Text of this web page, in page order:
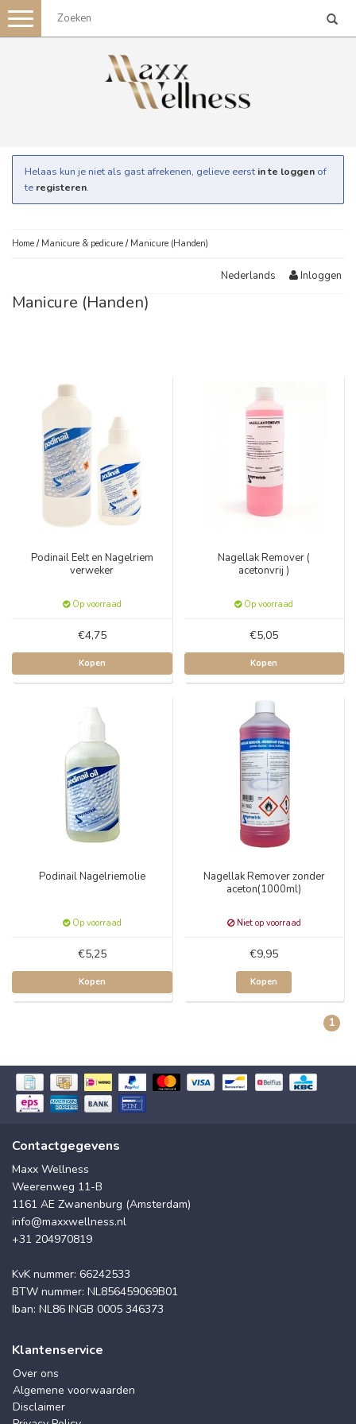
Toggle
navigation
Helaas kun je niet als gast afrekenen, gelieve eerst in te loggen of
te registeren.
Home / Manicure & pedicure / Manicure (Handen)
Nederlands Inloggen
Manicure (Handen)
Podinail Eelt en Nagelriem
verweker
Op voorraad
€4,75
Kopen
Nagellak Remover (
acetonvrij )
Op voorraad
€5,05
Kopen
Podinail Nagelriemolie
Op voorraad
€5,25
Kopen
Nagellak Remover zonder
aceton(1000ml)
Niet op voorraad
€9,95
Kopen
1
Contactgegevens
Maxx Wellness
Weerenweg 11-B
1161 AE Zwanenburg (Amsterdam)
info@maxxwellness.nl
+31 204970819
KvK nummer: 66242533
BTW nummer: NL856459069B01
Iban: NL86 INGB 0005 346373
Klantenservice
Over ons
Algemene voorwaarden
Disclaimer